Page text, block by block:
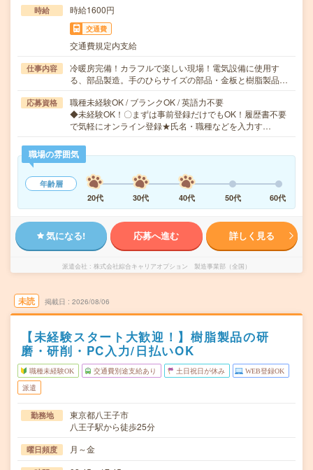
時給 時給1600円
交通費
交通費規定内支給
仕事内容
冷暖房完備！カラフルで楽しい現場！電気設備に使用す
る、部品製造。手のひらサイズの部品・金板と樹脂製品…
応募資格
職種未経験OK / ブランクOK / 英語力不要
◆未経験OK！〇まずは事前登録だけでもOK！履歴書不要
で気軽にオンライン登録★氏名・職種などを入力す…
職場の雰囲気
年齢層
20代
30代 40代 50代 60代
気になる! 応募へ進む 詳しく見る
派遣会社 株式会社綜合キャリアオプション 製造事業部（全国）
未読 掲載日 2026/08/06
【未経験スタート大歓迎！】樹脂製品の研
磨・研削・PC入力/日払いOK
職種未経験OK 交通費別途支給あり 土日祝日が休み WEB登録OK
派遣
勤務地
東京都八王子市
八王子駅から徒歩25分
曜日頻度 月～金